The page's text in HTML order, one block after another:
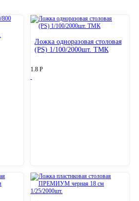
Ложка одноразовая столовая
(PS) 1/100/2000шт. ТМК
1.8 Р